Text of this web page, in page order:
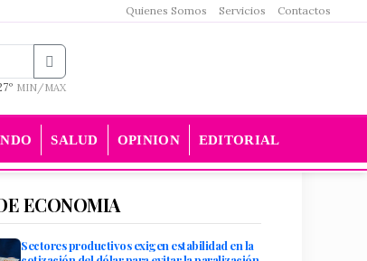
Quienes Somos Servicios Contactos
MIN/MAX
SALUD OPINION EDITORIAL
ECONOMIA
Sectores productivos exigen estabilidad en la